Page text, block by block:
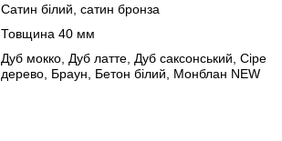
Сатин білий, сатин бронза
Товщина 40 мм
Дуб мокко, Дуб латте, Дуб саксонський, Сіре
дерево, Браун, Бетон білий, Монблан NEW